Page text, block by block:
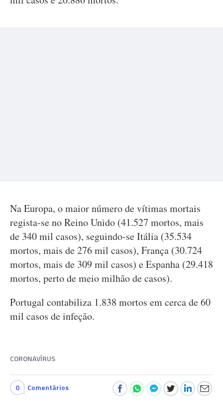
Na Europa, o maior número de vítimas mortais
regista-se no Reino Unido (41.527 mortos, mais
de 340 mil casos), seguindo-se Itália (35.534
mortos, mais de 276 mil casos), França (30.724
mortos, mais de 309 mil casos) e Espanha (29.418
mortos, perto de meio milhão de casos).
Portugal contabiliza 1.838 mortos em cerca de 60
mil casos de infeção.
CORONAVÍRUS
0 Comentários